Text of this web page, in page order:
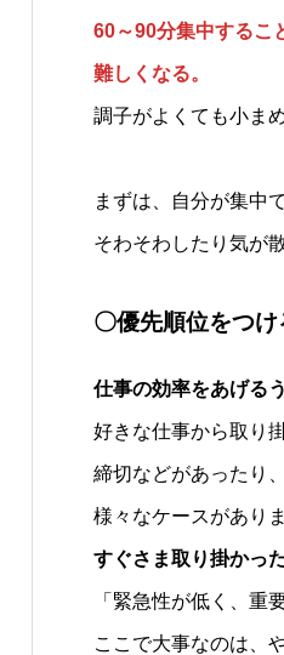
60～90分集中するこ
難しくなる。
調子がよくても小ま
まずは、自分が集中
そわそわしたり気が
〇優先順位をつけ
仕事の効率をあげる
好きな仕事から取り
締切などがあったり
様々なケースがあり
すぐさま取り掛かっ
「緊急性が低く、重
ここで大事なのは、